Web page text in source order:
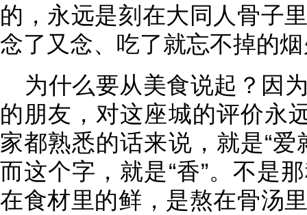
的，永远是刻在大同人骨子
念了又念、吃了就忘不掉的
为什么要从美食说起？因
的朋友，对这座城的评价永
家都熟悉的话来说，就是“
而这个字，就是“香”。不是
在食材里的鲜，是熬在骨汤